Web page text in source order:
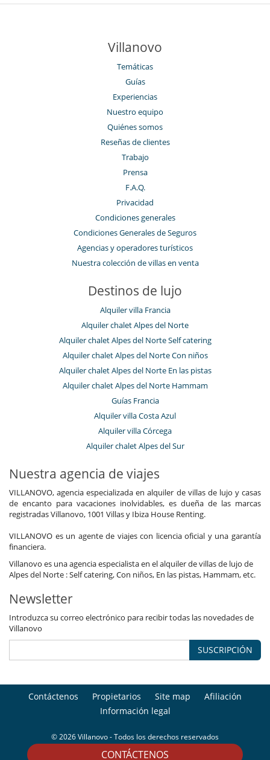
CONTÁCTENOS
Villanovo
Temáticas
Guías
Experiencias
Nuestro equipo
Quiénes somos
Reseñas de clientes
Trabajo
Prensa
F.A.Q.
Privacidad
Condiciones generales
Condiciones Generales de Seguros
Agencias y operadores turísticos
Nuestra colección de villas en venta
Destinos de lujo
Alquiler villa Francia
Alquiler chalet Alpes del Norte
Alquiler chalet Alpes del Norte Self catering
Alquiler chalet Alpes del Norte Con niños
Alquiler chalet Alpes del Norte En las pistas
Alquiler chalet Alpes del Norte Hammam
Guías Francia
Alquiler villa Costa Azul
Alquiler villa Córcega
Alquiler chalet Alpes del Sur
Nuestra agencia de viajes
VILLANOVO, agencia especializada en alquiler de villas de lujo y casas
de encanto para vacaciones inolvidables, es dueña de las marcas
registradas Villanovo, 1001 Villas y Ibiza House Renting.
VILLANOVO es un agente de viajes con licencia oficial y una garantía
financiera.
Villanovo es una agencia especialista en el alquiler de villas de lujo de
Alpes del Norte : Self catering, Con niños, En las pistas, Hammam, etc.
Newsletter
Introduzca su correo electrónico para recibir todas las novedades de
Villanovo
SUSCRIPCIÓN
Contáctenos Propietarios Site map
Afiliación
Información legal
© 2026 Villanovo - Todos los derechos reservados